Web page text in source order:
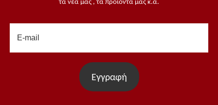
τα νέα μας , τα προϊόντα μας κ.α.
Εγγραφή